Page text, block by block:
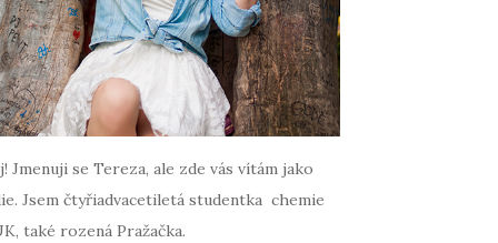
Jmenuji se Tereza, ale zde vás vítám jako
Jsem čtyřiadvacetiletá studentka chemie
také rozená Pražačka.